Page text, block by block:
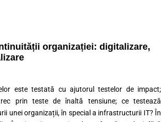
organizației: digitalizare,
este testată cu ajutorul testelor de impact;
prin teste de înaltă tensiune; ce testează
unei organizații, în special a infrastructurii IT? În